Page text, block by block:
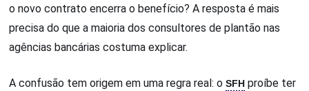
o novo contrato encerra o benefício? A resposta é mais
precisa do que a maioria dos consultores de plantão nas
agências bancárias costuma explicar.
A confusão tem origem em uma regra real: oSFH proíbe ter